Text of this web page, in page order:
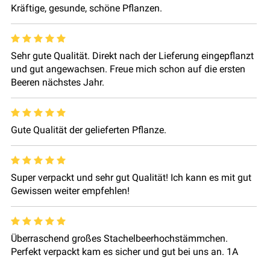
Kräftige, gesunde, schöne Pflanzen.
Sehr gute Qualität. Direkt nach der Lieferung eingepflanzt
und gut angewachsen. Freue mich schon auf die ersten
Beeren nächstes Jahr.
Gute Qualität der gelieferten Pflanze.
Super verpackt und sehr gut Qualität! Ich kann es mit gut
Gewissen weiter empfehlen!
Überraschend großes Stachelbeerhochstämmchen.
Perfekt verpackt kam es sicher und gut bei uns an. 1A